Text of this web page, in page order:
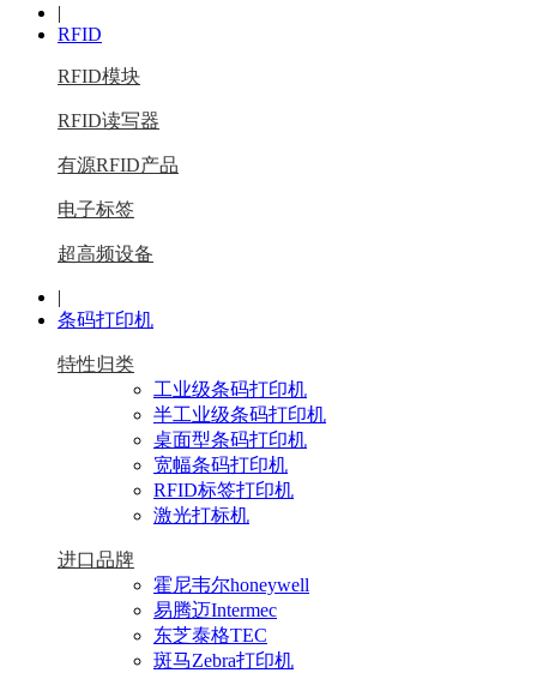
|
RFID
RFID模块
RFID读写器
有源RFID产品
电子标签
超高频设备
|
条码打印机
特性归类
工业级条码打印机
半工业级条码打印机
桌面型条码打印机
宽幅条码打印机
RFID标签打印机
激光打标机
进口品牌
霍尼韦尔honeywell
易腾迈Intermec
东芝泰格TEC
斑马Zebra打印机